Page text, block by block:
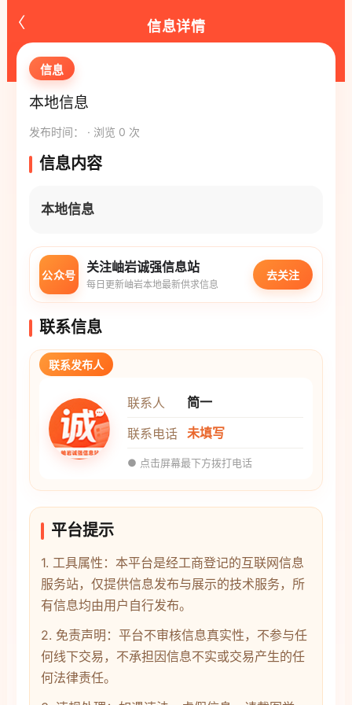
‹ 信息详情
信息
本地信息
发布时间： · 浏览 0 次
信息内容
本地信息
公众号
关注岫岩诚强信息站
每日更新岫岩本地最新供求信息
去关注
联系信息
联系发布人
联系人
简一
联系电话 未填写
● 点击屏幕最下方拨打电话
平台提示
1. 工具属性：本平台是经工商登记的互联网信息
服务站，仅提供信息发布与展示的技术服务，所
有信息均由用户自行发布。
2. 免责声明：平台不审核信息真实性，不参与任
何线下交易，不承担因信息不实或交易产生的任
何法律责任。